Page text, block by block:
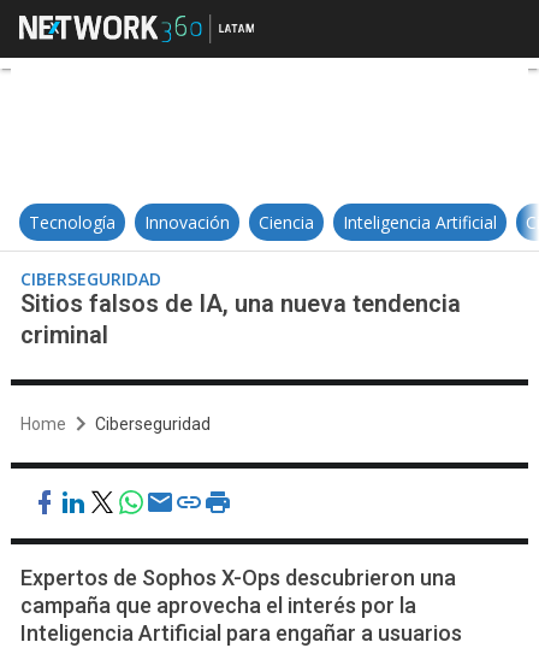
Sitios falsos de IA, una nueva
Tecnología Innovación Ciencia Inteligencia Artificial
CIBERSEGURIDAD
Sitios falsos de IA, una nueva tendencia
criminal
Home Ciberseguridad
Expertos de Sophos X-Ops descubrieron una
campaña que aprovecha el interés por la
Inteligencia Artificial para engañar a usuarios